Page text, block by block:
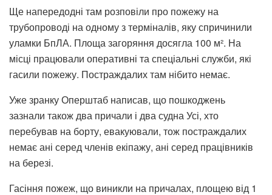
Ще напередодні там розповіли про пожежу на
трубопроводі на одному з терміналів, яку спричинили
уламки БпЛА. Площа загоряння досягла 100 м². На
місці працювали оперативні та спеціальні служби, які
гасили пожежу. Постраждалих там нібито немає.
Уже зранку Оперштаб написав, що пошкоджень
зазнали також два причали і два судна Усі, хто
перебував на борту, евакуювали, тож постраждалих
немає ані серед членів екіпажу, ані серед працівників
на березі.
Гасіння пожеж, що виникли на причалах, площею від 1